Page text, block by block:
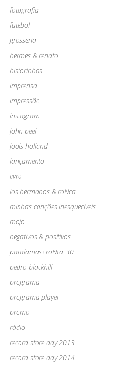
fotografia
futebol
grosseria
hermes & renato
historinhas
imprensa
impressão
instagram
john peel
jools holland
lançamento
livro
los hermanos & roNca
minhas canções inesquecíveis
mojo
negativos & positivos
paralamas+roNca_30
pedro blackhill
programa
programa-player
promo
rádio
record store day 2013
record store day 2014